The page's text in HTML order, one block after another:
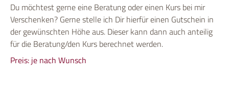
Du möchtest gerne eine Beratung oder einen Kurs bei mir
Verschenken? Gerne stelle ich Dir hierfür einen Gutschein in
der gewünschten Höhe aus. Dieser kann dann auch anteilig
für die Beratung/den Kurs berechnet werden.
Preis: je nach Wunsch